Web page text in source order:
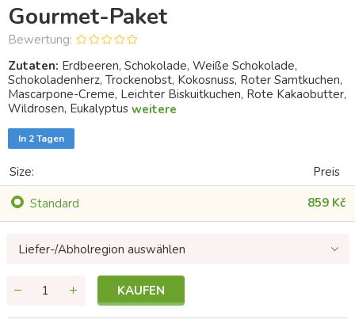
Gourmet-Paket
Bewertung:
Zutaten: Erdbeeren, Schokolade, Weiße Schokolade,
Schokoladenherz, Trockenobst, Kokosnuss, Roter Samtkuchen,
Mascarpone-Creme, Leichter Biskuitkuchen, Rote Kakaobutter,
Wildrosen, Eukalyptus weitere
In 2 Tagen
Size:
Preis
Standard
859 Kč
Liefer-/Abholregion auswählen
KAUFEN